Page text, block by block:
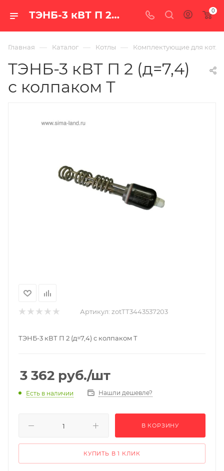
ТЭНБ-3 кВТ П 2 (д=7,4) с колпаком Т — цена в Екатеринбурге, купить с доставкой по РФ в интернет-магазине «100 печей.ру» 0
Главная — Каталог — Котлы — Комплектующие для
ТЭНБ-3 кВТ П 2 (д=7,4)
с колпаком Т
Артикул: zotТТ3443537203
ТЭНБ-3 кВТ П 2 (д=7,4) с колпаком Т
3 362 руб./шт
Есть в наличии Нашли дешевле?
В КОРЗИНУ
КУПИТЬ В 1 КЛИК